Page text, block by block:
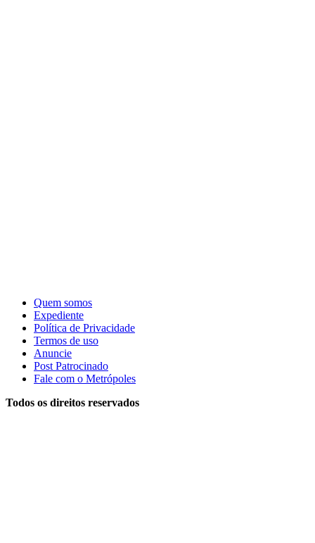
Quem somos
Expediente
Política de Privacidade
Termos de uso
Anuncie
Post Patrocinado
Fale com o Metrópoles
Todos os direitos reservados